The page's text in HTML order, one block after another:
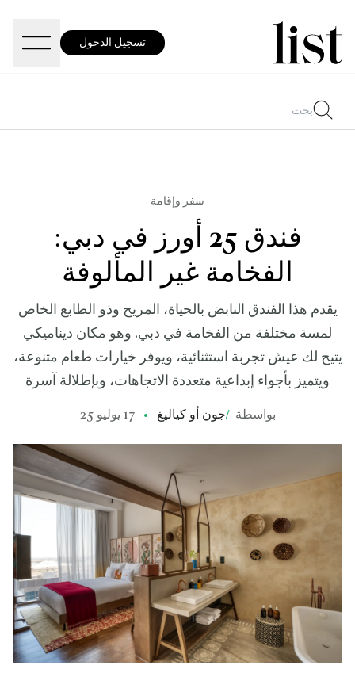
تسجيل الدخول
سفر وإقامة
فندق 25 أورز في دبي:
الفخامة غير المألوفة
يقدم هذا الفندق النابض بالحياة، المريح وذو الطابع الخاص
لمسة مختلفة من الفخامة في دبي. وهو مكان ديناميكي
يتيح لك عيش تجربة استثنائية، ويوفر خيارات طعام متنوعة،
ويتميز بأجواء إبداعية متعددة الاتجاهات، وبإطلالة آسرة
بواسطة /جون أو كياليغ 17 يوليو 25